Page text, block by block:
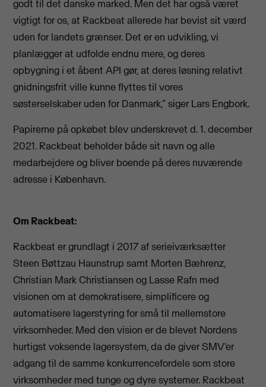
godt til det danske marked. Men det har også været
vigtigt for os, at Rackbeat allerede har bevist sit værd
uden for landets grænser. Det er en udvikling, vi
planlægger at udfolde endnu mere, og deres
opbygning i et åbent API gør, at deres løsning relativt
gnidningsfrit ville kunne flyttes til vores
søsterselskaber uden for Danmark,” siger Lars Engbork.
Papirerne på opkøbet blev underskrevet d. 1. december
2021. Rackbeat beholder både sit navn og alle
medarbejdere og bliver boende på deres nuværende
adresse i København.
Om Rackbeat:
Rackbeat er grundlagt i 2017 af serieiværksætter
Steen Bøttzau Haunstrup samt Morten Bæhrenz,
Christian Mark Christiansen og Lasse Rafn med
visionen om at demokratisere, simplificere og
automatisere lagerstyring for små til mellemstore
virksomheder. Med den vision er de blevet Nordens
hurtigst voksende lagersystem, da de giver SMV'er
adgang til de samme konkurrencefordele som store
virksomheder med tunge og dyre systemer. Rackbeat